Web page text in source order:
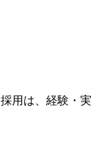
採用は、経験・実